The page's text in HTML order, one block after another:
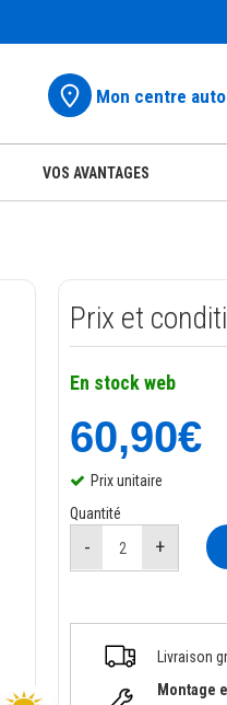
Mon centre auto
VOS AVANTAGES
Prix et
En stock web
60,90€
Prix unitaire
Quantité
Livraison
Montage